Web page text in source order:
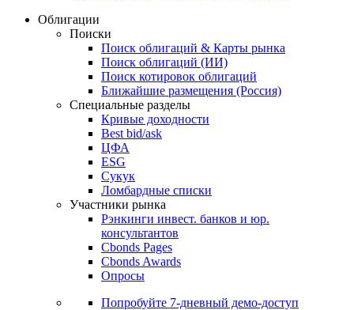
Облигации
Поиски
Поиск облигаций & Карты рынка
Поиск облигаций (ИИ)
Поиск котировок облигаций
Ближайшие размещения (Россия)
Специальные разделы
Кривые доходности
Best bid/ask
ЦФА
ESG
Сукук
Ломбардные списки
Участники рынка
Рэнкинги инвест. банков и юр.
консультантов
Cbonds Pages
Cbonds Awards
Опросы
Попробуйте 7-дневный демо-доступ